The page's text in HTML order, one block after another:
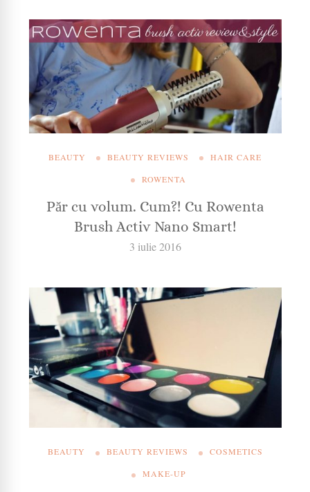
BEAUTY BEAUTY REVIEWS
HAIR CARE
ROWENTA
Păr cu volum. Cum?! Cu Rowenta
Brush Activ Nano Smart!
3 iulie 2016
BEAUTY BEAUTY REVIEWS
COSMETICS
MAKE-UP